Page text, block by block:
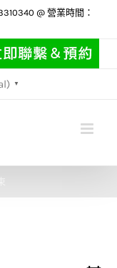
@ 營業時間：
▼